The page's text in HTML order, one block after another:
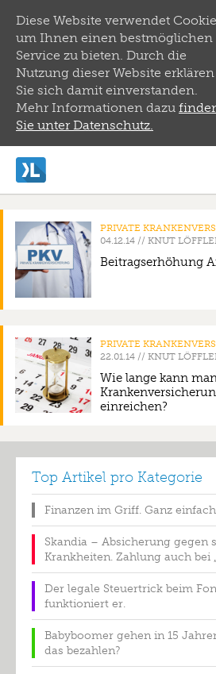
PRIVATE
//KNUT
Beitragserhöhung
PRIVATE
//KNUT
Wie lange kann
einreichen?
Top Artikel pro Kategorie
Finanzen im Griff. Ganz
Skandia – Absicherung gegen
Krankheiten. Zahlung auch bei
Der legale Steuertrick beim
funktioniert er.
Babyboomer gehen in 15
das bezahlen?
Diese Website verwendet
um Ihnen einen bestmöglichen
Service zu bieten. Durch die
Nutzung dieser Website erklären
Sie sich damit einverstanden.
Mehr Informationen dazu
Sie unter Datenschutz.